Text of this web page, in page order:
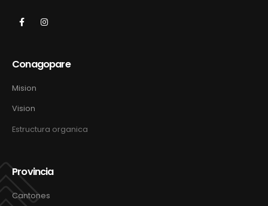
Conagopare
Mision
Vision
Estructura organica
Provincia
Cantones